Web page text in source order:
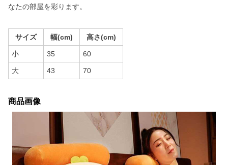
なたの部屋を彩ります。
サイズ 幅(cm) 高さ(cm)
小 35 60
大 43 70
商品画像